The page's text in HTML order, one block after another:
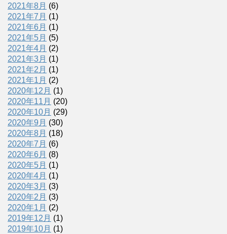
2021年8月 (6)
2021年7月 (1)
2021年6月 (1)
2021年5月 (5)
2021年4月 (2)
2021年3月 (1)
2021年2月 (1)
2021年1月 (2)
2020年12月 (1)
2020年11月 (20)
2020年10月 (29)
2020年9月 (30)
2020年8月 (18)
2020年7月 (6)
2020年6月 (8)
2020年5月 (1)
2020年4月 (1)
2020年3月 (3)
2020年2月 (3)
2020年1月 (2)
2019年12月 (1)
2019年10月 (1)